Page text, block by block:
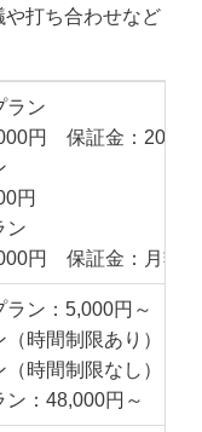
打ち合わせなど
ラン
円 保証金：
円
ン
円 保証金：月額
ン：5,000円～
（時間制限あり）：
（時間制限なし）：
：48,000円～